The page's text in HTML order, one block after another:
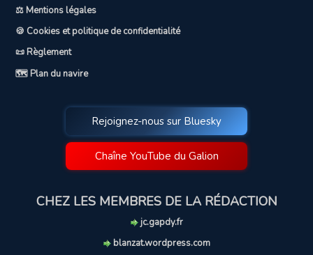
⚖️ Mentions légales
🍪 Cookies et politique de confidentialité
📜 Règlement
🗺️ Plan du navire
Rejoignez-nous sur Bluesky
Chaîne YouTube du Galion
CHEZ LES MEMBRES DE LA RÉDACTION
jc.gapdy.fr
blanzat.wordpress.com